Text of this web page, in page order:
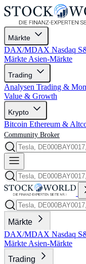
Märkte
DAX/MDAX Nasdaq
Märkte Asien-Märkte
Trading
Analysen Trading &
Value & Growth
Krypto
Bitcoin Ethereum &
Community Broker
Märkte
DAX/MDAX Nasdaq
Märkte Asien-Märkte
Trading